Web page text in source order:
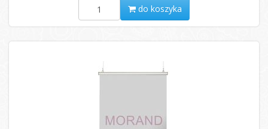
do koszyka